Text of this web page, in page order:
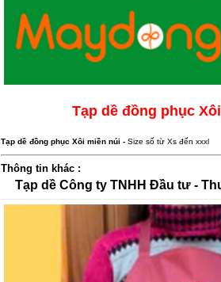
Tạp dề đồng phục
Tạp dề đồng phục Xôi miền núi - Size số từ Xs đến xxxl
Thông tin khác :
Tạp dề Công ty TNHH Đầu tư -